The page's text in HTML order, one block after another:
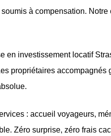
à compensation.
en investissement locatif
propriétaires accompagnés
: accueil voyageurs,
Zéro surprise, zéro frais